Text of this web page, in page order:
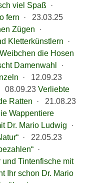
viel Spaß ·
fern ·
23.03.25
Zügen ·
Kletterkünstlern ·
die Hosen
Damenwahl
·
·
12.09.23
08.09.23 Verliebte
Ratten ·
21.08.23
Wappentiere
Dr. Mario Ludwig ·
·
22.05.23
·
und Tintenfische mit
Ihr schon Dr. Mario